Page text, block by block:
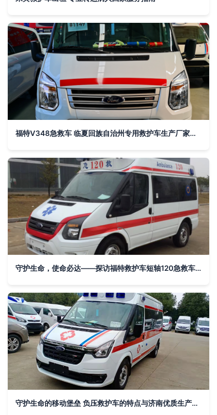
福特V348急救车 临夏回族自治州专用救护车生产厂家的选择与优势
守护生命，使命必达——探访福特救护车短轴120急救车专业生产厂家
守护生命的移动堡垒 负压救护车的特点与济南优质生产厂家